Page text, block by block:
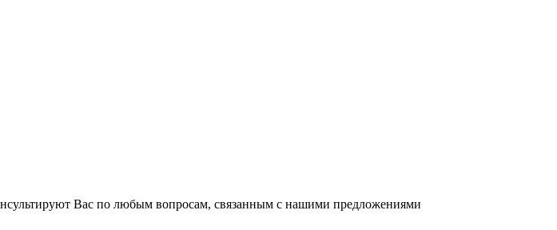
Вас по любым вопросам, связанным с нашими предложениями